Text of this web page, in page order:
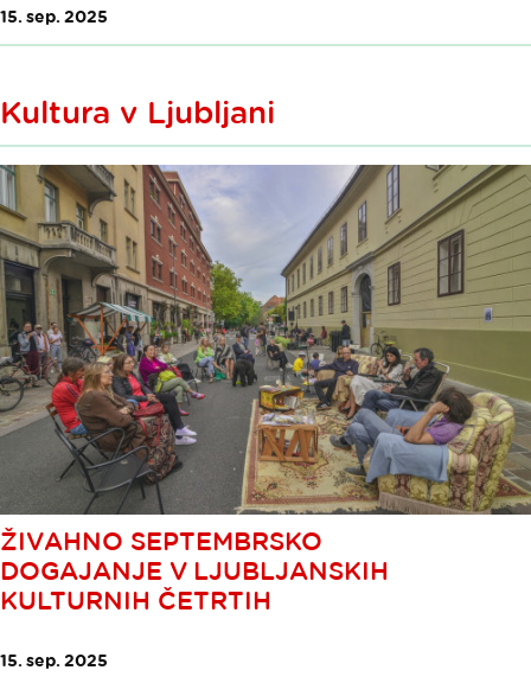
15. sep. 2025
Kultura v Ljubljani
ŽIVAHNO SEPTEMBRSKO
DOGAJANJE V LJUBLJANSKIH
KULTURNIH ČETRTIH
15. sep. 2025